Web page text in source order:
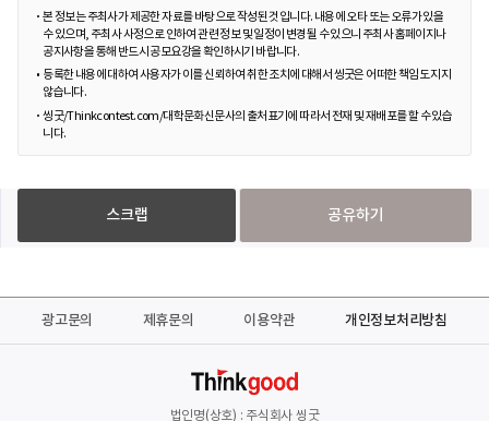
본 정보는 주최사가 제공한 자료를 바탕으로 작성된 것입니다. 내용에 오타 또는 오류가 있을
수 있으며, 주최사 사정으로 인하여 관련 정보 및 일정이 변경될 수 있으니 주최사 홈페이지나
공지사항을 통해 반드시 공모요강을 확인하시기 바랍니다.
등록한 내용에 대하여 사용자가 이를 신뢰하여 취한 조치에 대해서 씽굿은 어떠한 책임도 지지
않습니다.
씽굿/Thinkcontest.com/대학문화신문사의 출처표기에 따라서 전재 및 재배포를 할 수 있습
니다.
스크랩 공유하기
광고문의 제휴문의 이용약관 개인정보처리방침
법인명(상호) : 주식회사 씽굿